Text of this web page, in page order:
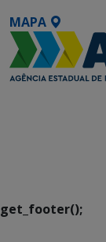
MAPA
get_footer();